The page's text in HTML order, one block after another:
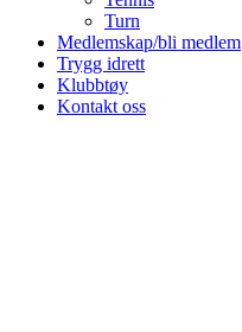
Turn
Medlemskap/bli medlem
Trygg idrett
Klubbtøy
Kontakt oss